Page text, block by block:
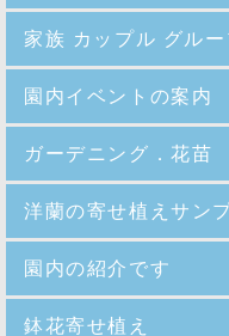
家族 カップル グル
園内イベントの案内
ガーデニング．花苗
洋蘭の寄せ植えサン
園内の紹介 です
鉢花寄せ植え